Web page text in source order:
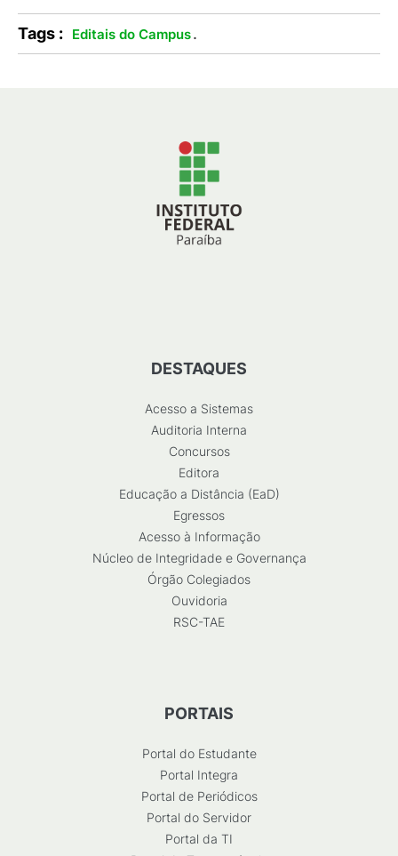
Tags : Editais do Campus.
DESTAQUES
Acesso a Sistemas
Auditoria Interna
Concursos
Editora
Educação a Distância (EaD)
Egressos
Acesso à Informação
Núcleo de Integridade e Governança
Órgão Colegiados
Ouvidoria
RSC-TAE
PORTAIS
Portal do Estudante
Portal Integra
Portal de Periódicos
Portal do Servidor
Portal da TI